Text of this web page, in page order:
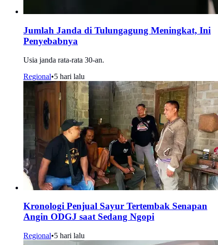
Jumlah Janda di Tulungagung Meningkat, Ini
Penyebabnya
Usia janda rata-rata 30-an.
Regional•5 hari lalu
Kronologi Penjual Sayur Tertembak Senapan
Angin ODGJ saat Sedang Ngopi
Regional•5 hari lalu